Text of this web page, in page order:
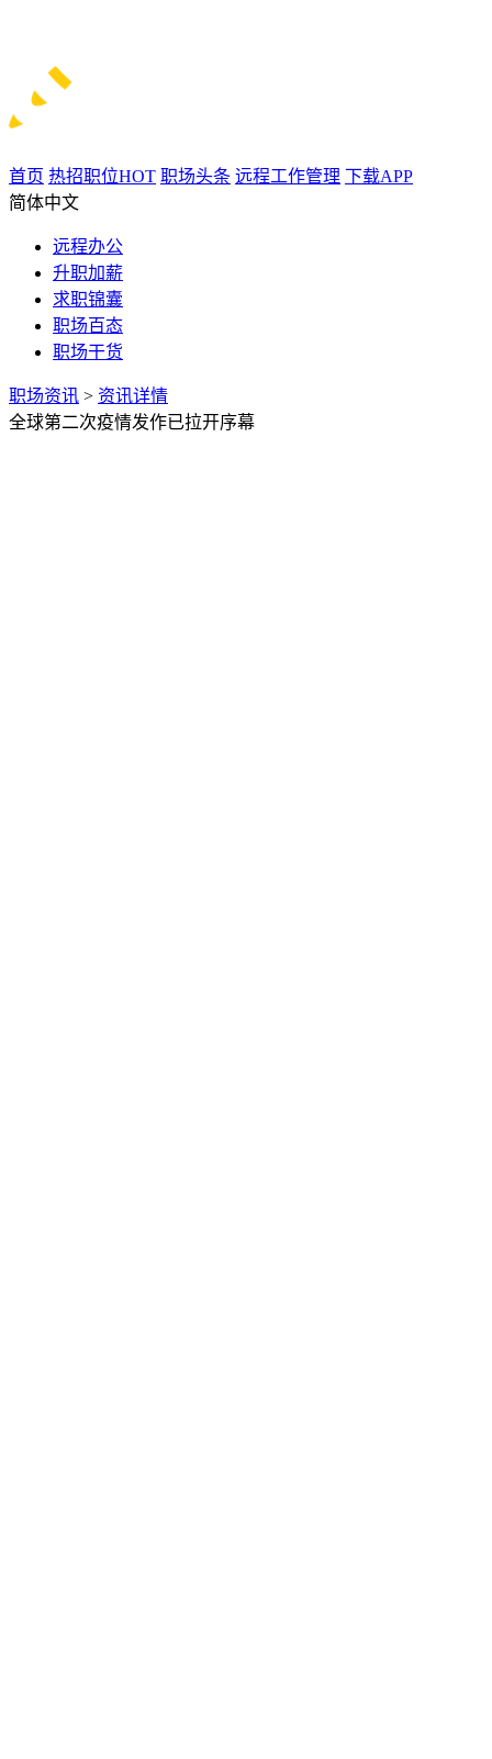
首页 热招职位HOT 职场头条 远程工作管理 下载APP
简体中文
远程办公
升职加薪
求职锦囊
职场百态
职场干货
职场资讯 > 资讯详情
全球第二次疫情发作已拉开序幕